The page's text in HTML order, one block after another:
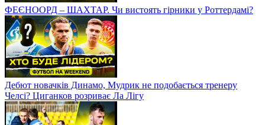
ФЕЄНООРД – ШАХТАР. Чи вистоять гірники у Роттердамі?
Дебют новачків Динамо, Мудрик не подобається тренеру
Челсі? Циганков розриває Ла Лігу